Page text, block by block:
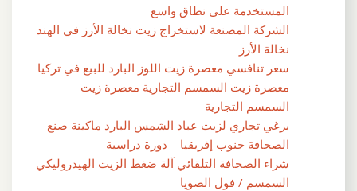
المستخدمة على نطاق واسع
الشركة المصنعة لاستخراج زيت نخالة الأرز في الهند
نخالة الأرز
سعر تنافسي معصرة زيت اللوز البارد للبيع في تركيا
معصرة زيت السمسم التجارية معصرة زيت
السمسم التجارية
برغي تجاري لزيت عباد الشمس البارد ماكينة صنع
الصحافة جنوب إفريقيا – دورة دراسية
شراء الصحافة التلقائي آلة ضغط الزيت الهيدروليكي
السمسم / فول الصويا